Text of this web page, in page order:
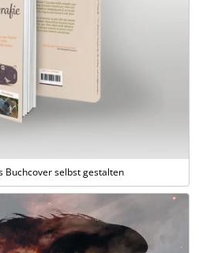
Buchcover selbst gestalten